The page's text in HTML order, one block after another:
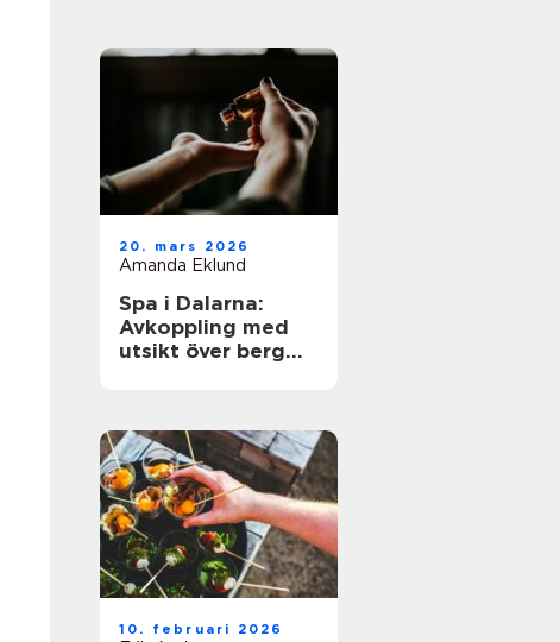
20. mars 2026
Amanda Eklund
Spa i Dalarna:
Avkoppling med
utsikt över berg
10. februari 2026